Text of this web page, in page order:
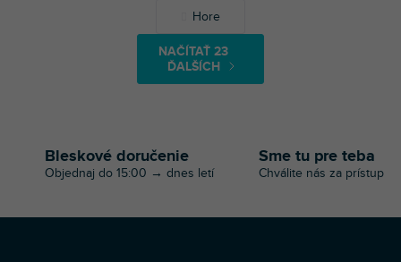
O
l
á
p
r
k
NAČÍTAŤ 23
ĎALŠÍCH
o
v
a
n
i
Hore
Bleskové doručenie
Objednaj do 15:00 → dnes letí
Sme tu pre teba
Chválite nás za prístup